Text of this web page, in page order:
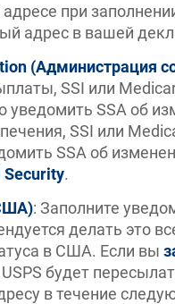
при
адрес в вашей
(Администрация
SSI или
SSA об
SSI или
SSA об
Security.
: Заполните
делать это
в США. Если вы
будет
в течение